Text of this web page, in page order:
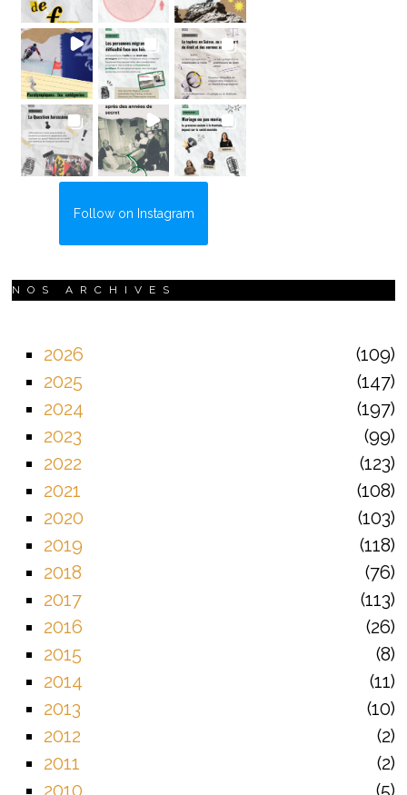
Follow on Instagram
NOS ARCHIVES
2026
109
2025
147
2024
197
2023
99
2022
123
2021
108
2020
103
2019
118
2018
76
2017
113
2016
26
2015
8
2014
11
2013
10
2012
2
2011
2
2010
5